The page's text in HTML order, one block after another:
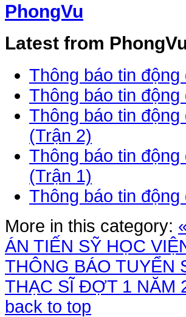
PhongVu
Latest from
Thông báo tin
Thông báo tin
Thông báo tin
(Trận 2)
Thông báo tin
(Trận 1)
Thông báo tin
More in this category:
ÁN TIẾN SỸ HỌC
THÔNG BÁO TUYỂN
THẠC SĨ ĐỢT 1 NĂM
back to top